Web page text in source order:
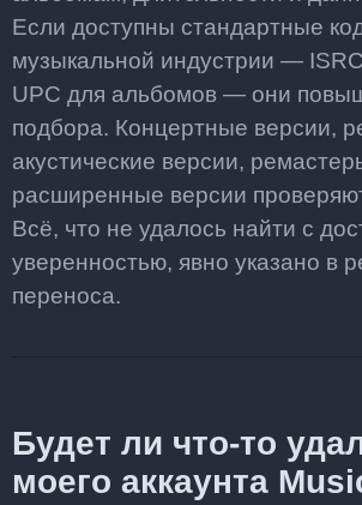
Если доступны стандартные
музыкальной индустрии —
UPC для альбомов — они
подбора. Концертные версии,
акустические версии,
расширенные версии
Всё, что не удалось найти с
уверенностью, явно указано в
переноса.
Будет ли что-то
моего аккаунта